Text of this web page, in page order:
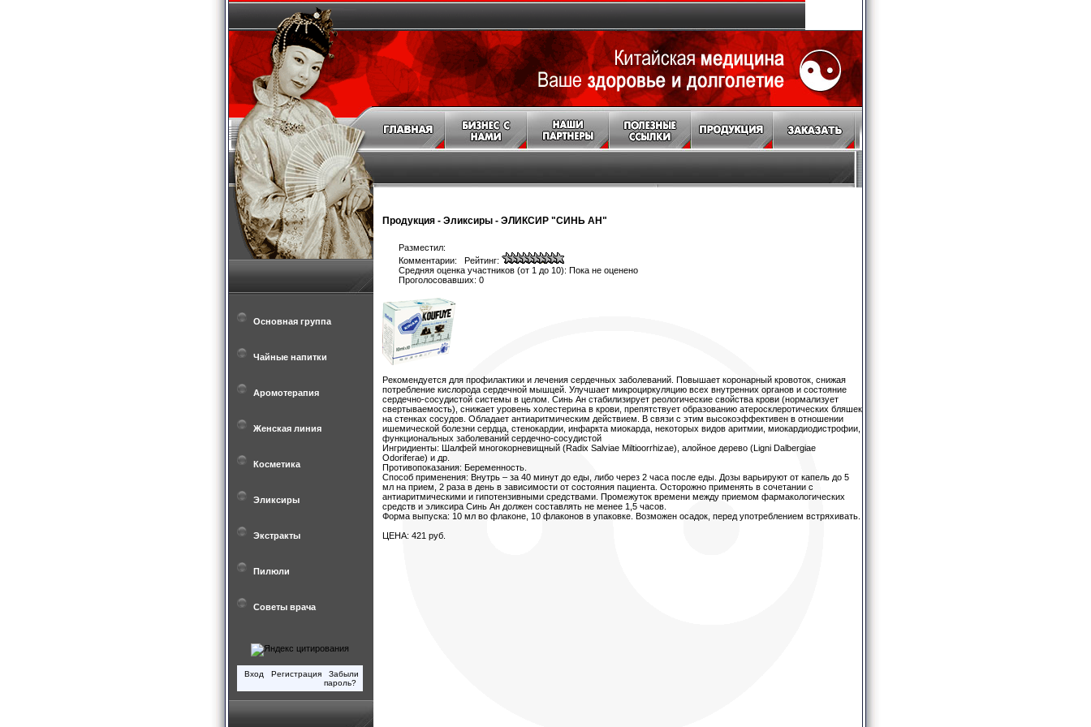
Основная группа
Чайные напитки
Аромотерапия
Женская линия
Косметика
Эликсиры
Экстракты
Пилюли
Советы врача
Вход Регистрация
Забыли
пароль?
Продукция - Эликсиры - ЭЛИКСИР "СИНЬ АН"
Разместил:
Комментарии: Рейтинг:
Средняя оценка участников (от 1 до 10): Пока не оценено
Проголосовавших: 0
Рекомендуется для профилактики и лечения сердечных заболеваний. Повышает коронарный кровоток, снижая
потребление кислорода сердечной мышцей. Улучшает микроциркуляцию всех внутренних органов и состояние
сердечно-сосудистой системы в целом. Синь Ан стабилизирует реологические свойства крови (нормализует
свертываемость), снижает уровень холестерина в крови, препятствует образованию атеросклеротических бляшек
на стенках сосудов. Обладает антиаритмическим действием. В связи с этим высокоэффективен в отношении
ишемической болезни сердца, стенокардии, инфаркта миокарда, некоторых видов аритмии, миокардиодистрофии,
функциональных заболеваний сердечно-сосудистой
Ингридиенты: Шалфей многокорневищный (Radix Salviae Miltioorrhizae), алойное дерево (Ligni Dalbergiae
Odoriferae) и др.
Противопоказания: Беременность.
Способ применения: Внутрь – за 40 минут до еды, либо через 2 часа после еды. Дозы варьируют от капель до 5
мл на прием, 2 раза в день в зависимости от состояния пациента. Осторожно применять в сочетании с
антиаритмическими и гипотензивными средствами. Промежуток времени между приемом фармакологических
средств и эликсира Синь Ан должен составлять не менее 1,5 часов.
Форма выпуска: 10 мл во флаконе, 10 флаконов в упаковке. Возможен осадок, перед употреблением встряхивать.
ЦЕНА: 421 руб.